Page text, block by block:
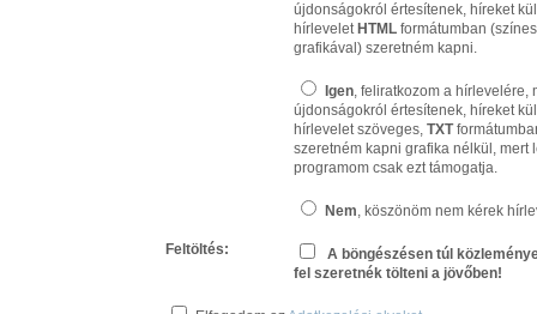
újdonságokról értesítenek, híreket
hírlevelet HTML formátumban
grafikával) szeretném kapni.
Igen, feliratkozom a hírlevelére,
újdonságokról értesítenek, híreket
hírlevelet szöveges, TXT
szeretném kapni grafika nélkül, mert
programom csak ezt támogatja.
Nem, köszönöm nem kérek
Feltöltés:
A böngészésen túl
fel szeretnék tölteni a jövőben!